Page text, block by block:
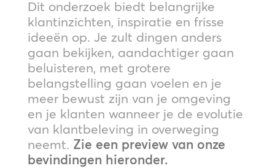
Dit onderzoek biedt belangrijke
klantinzichten, inspiratie en frisse
ideeën op. Je zult dingen anders
gaan bekijken, aandachtiger gaan
beluisteren, met grotere
belangstelling gaan voelen en je
meer bewust zijn van je omgeving
en je klanten wanneer je de evolutie
van klantbeleving in overweging
neemt. Zie een preview van onze
bevindingen hieronder.